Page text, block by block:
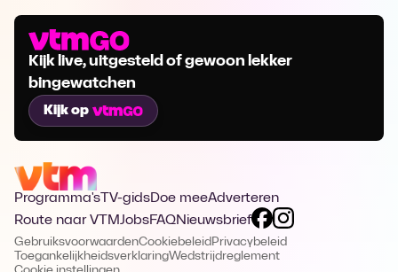
Kijk live, uitgesteld of gewoon lekker
bingewatchen
Kijk op
Programma's TV-gidsDoe meeAdverteren
Route naar VTMJobsFAQNieuwsbrief
GebruiksvoorwaardenCookiebeleid Privacybeleid
ToegankelijkheidsverklaringWedstrijdreglement